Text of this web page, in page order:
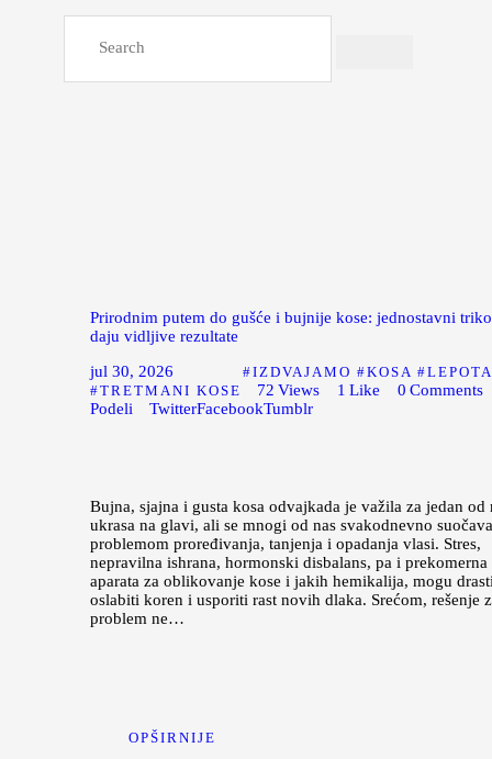
Prirodnim putem do gušće i bujnije kose: jednostavni
daju vidljive rezultate
jul 30, 2026
IZDVAJAMO KOSA
LEPOTA
TRETMANI KOSE
72 Views 1 Like 0 Comments
Podeli
TwitterFacebookTumblr
Bujna, sjajna i gusta kosa odvajkada je važila za jedan od
ukrasa na glavi, ali se mnogi od nas svakodnevno
problemom proređivanja, tanjenja i opadanja vlasi. Stres,
nepravilna ishrana, hormonski disbalans, pa i prekomerna
aparata za oblikovanje kose i jakih hemikalija, mogu
oslabiti koren i usporiti rast novih dlaka. Srećom, rešenje
problem ne…
OPŠIRNIJE